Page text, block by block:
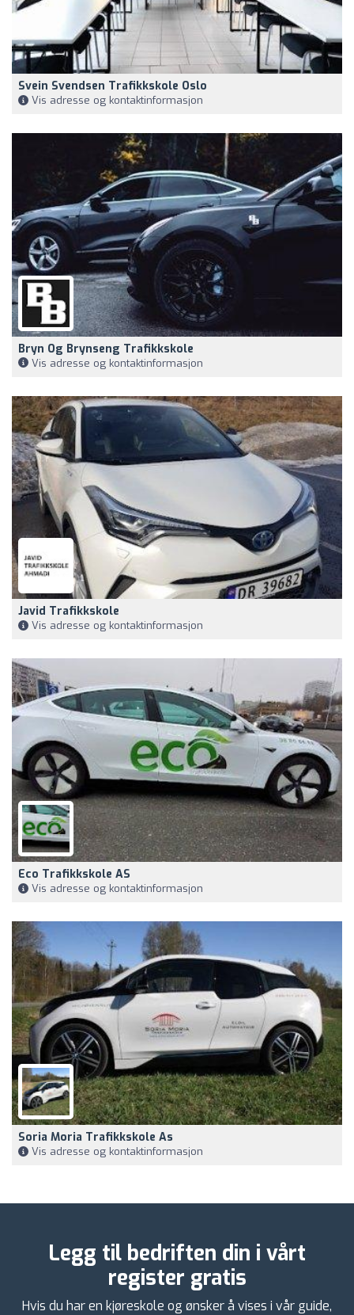
Svein Svendsen Trafikkskole Oslo
Vis adresse og kontaktinformasjon
Bryn Og Brynseng Trafikkskole
Vis adresse og kontaktinformasjon
Javid Trafikkskole
Vis adresse og kontaktinformasjon
Eco Trafikkskole AS
Vis adresse og kontaktinformasjon
Soria Moria Trafikkskole As
Vis adresse og kontaktinformasjon
Legg til bedriften din i vårt
register gratis
Hvis du har en kjøreskole og ønsker å vises i vår guide,